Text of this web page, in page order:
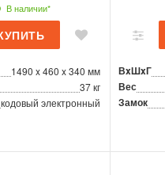
В наличии*
1490 x 460 x 340 мм
37 кг
кодовый электронный
ВxШxГ
Вес
Замок